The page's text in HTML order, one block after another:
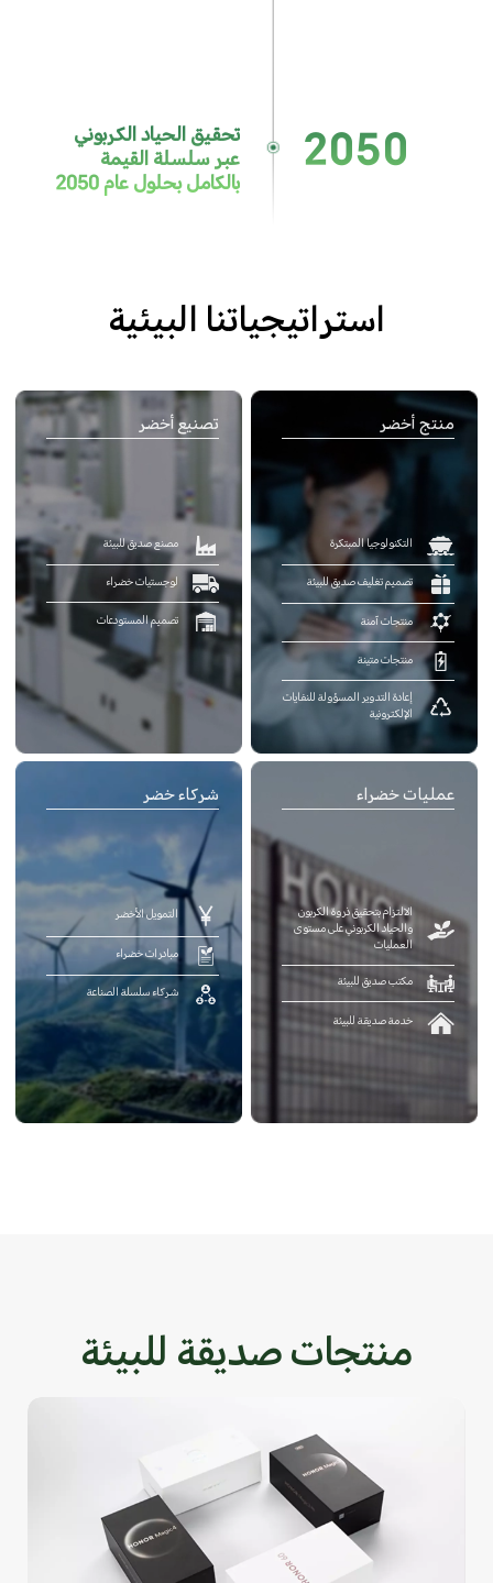
2050 تحقيق الحياد الكربوني
عبر سلسلة القيمة
بالكامل بحلول عام 2050
استراتيجياتنا البيئية
منتج أخضر
التكنولوجيا المبتكرة
تصميم تغليف صديق للبيئة
منتجات آمنة
منتجات متينة
إعادة التدوير المسؤولة للنفايات
الإلكترونية
تصنيع أخضر
مصنع صديق للبيئة
لوجستيات خضراء
تصميم المستودعات
عمليات خضراء
الالتزام بتحقيق ذروة الكربون
والحياد الكربوني على مستوى
العمليات
مكتب صديق للبيئة
خدمة صديقة للبيئة
شركاء خضر
التمويل الأخضر
مبادرات خضراء
شركاء سلسلة الصناعة
منتجات صديقة للبيئة